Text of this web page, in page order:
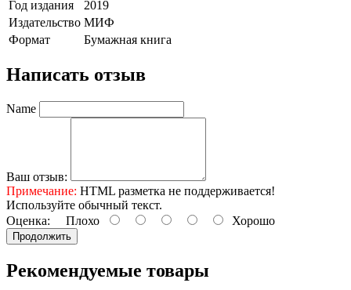
Год издания
2019
Издательство МИФ
Формат
Бумажная книга
Написать отзыв
Name
Ваш отзыв:
Примечание: HTML разметка не поддерживается!
Используйте обычный текст.
Оценка: Плохо Хорошо
Продолжить
Рекомендуемые товары